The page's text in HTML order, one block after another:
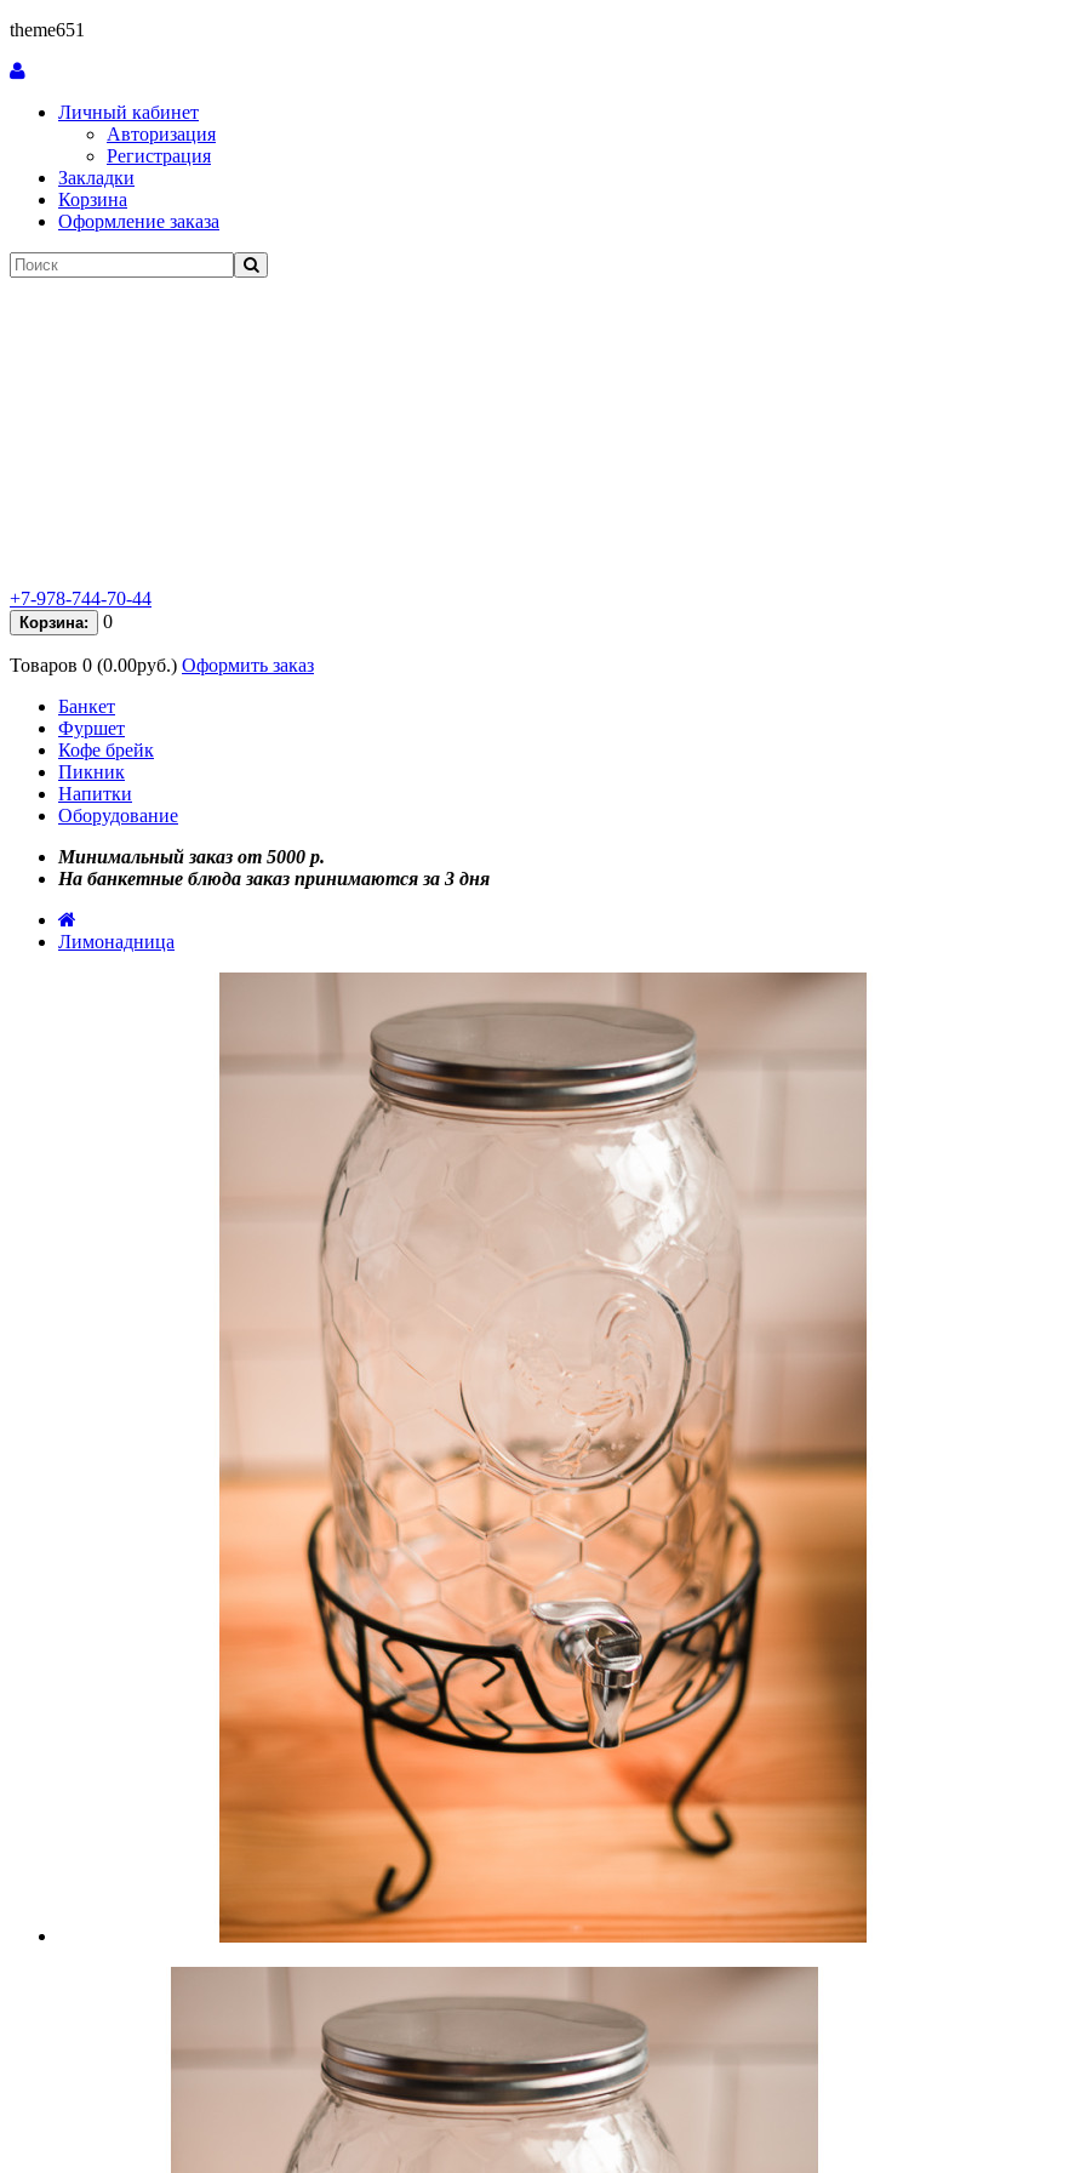
theme651
Личный кабинет
Авторизация
Регистрация
Закладки
Корзина
Оформление заказа
+7-978-744-70-44
Корзина: 0
Товаров 0 (0.00руб.) Оформить заказ
Банкет
Фуршет
Кофе брейк
Пикник
Напитки
Оборудование
Минимальный заказ от 5000 р.
На банкетные блюда заказ принимаются за 3 дня
Лимонадница